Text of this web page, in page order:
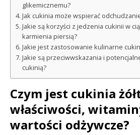
glikemicznemu?
Jak cukinia może wspierać
Jakie są korzyści z jedzenia cukinii w
karmienia piersią?
Jakie jest zastosowanie kulinarne
Jakie są przeciwwskazania i
cukinią?
Czym jest cukinia
właściwości,
wartości odżywcze?